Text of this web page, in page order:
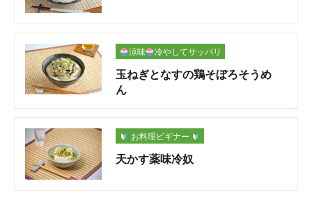
涼味 冷やしてサッパリ
玉ねぎとなすの鶏そぼろそうめ
ん
お料理ビギナー
天かす薬味冷奴